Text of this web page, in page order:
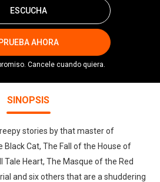
ESCUCHA
AHORA
Cancele cuando quiera.
SINOPSIS
stories by that master of
Black Cat, The Fall of the House of
Tale Heart, The Masque of the Red
and six others that are a shuddering